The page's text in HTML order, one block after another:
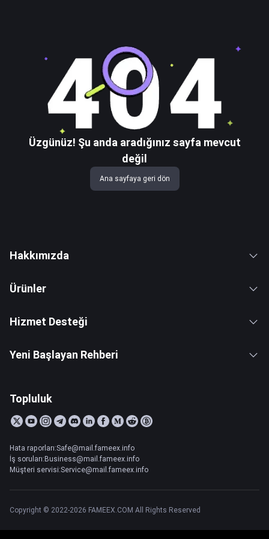
Üzgünüz! Şu anda aradığınız sayfa mevcut
değil
Ana sayfaya geri dön
Hakkımızda
Ürünler
Hizmet Desteği
Yeni Başlayan Rehberi
Topluluk
Hata raporları:Safe@mail.fameex.info
İş soruları:Business@mail.fameex.info
Müşteri servisi:Service@mail.fameex.info
Copyright © 2022-2026 FAMEEX.COM All Rights Reserved